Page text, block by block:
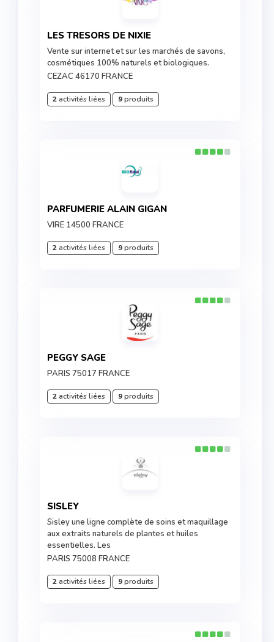
LES TRESORS DE NIXIE
Vente sur internet et sur les marchés de savons,
cosmétiques 100% naturels et biologiques.
CEZAC 46170 FRANCE
2activités liées 9produits
PARFUMERIE ALAIN GIGAN
VIRE 14500 FRANCE
2activités liées 9produits
PEGGY SAGE
PARIS 75017 FRANCE
2activités liées 9produits
SISLEY
Sisley une ligne complète de soins et maquillage
aux extraits naturels de plantes et huiles
essentielles. Les
PARIS 75008 FRANCE
2activités liées 9produits